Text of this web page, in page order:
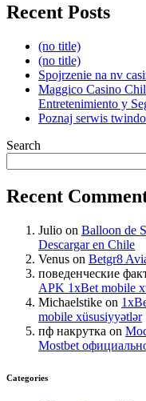
Recent Posts
(no title)
(no title)
Spojrzenie na nv
Maggico Casino
Entretenimiento y
Poznaj serwis
Search
Recent
Julio on Balloon de
Descargar en Chile
Venus on Betgr8
поведенческие
APK 1xBet mobile
Michaelstike on
mobile xüsusiyyətlər
пф накрутка on
Mostbet
Categories